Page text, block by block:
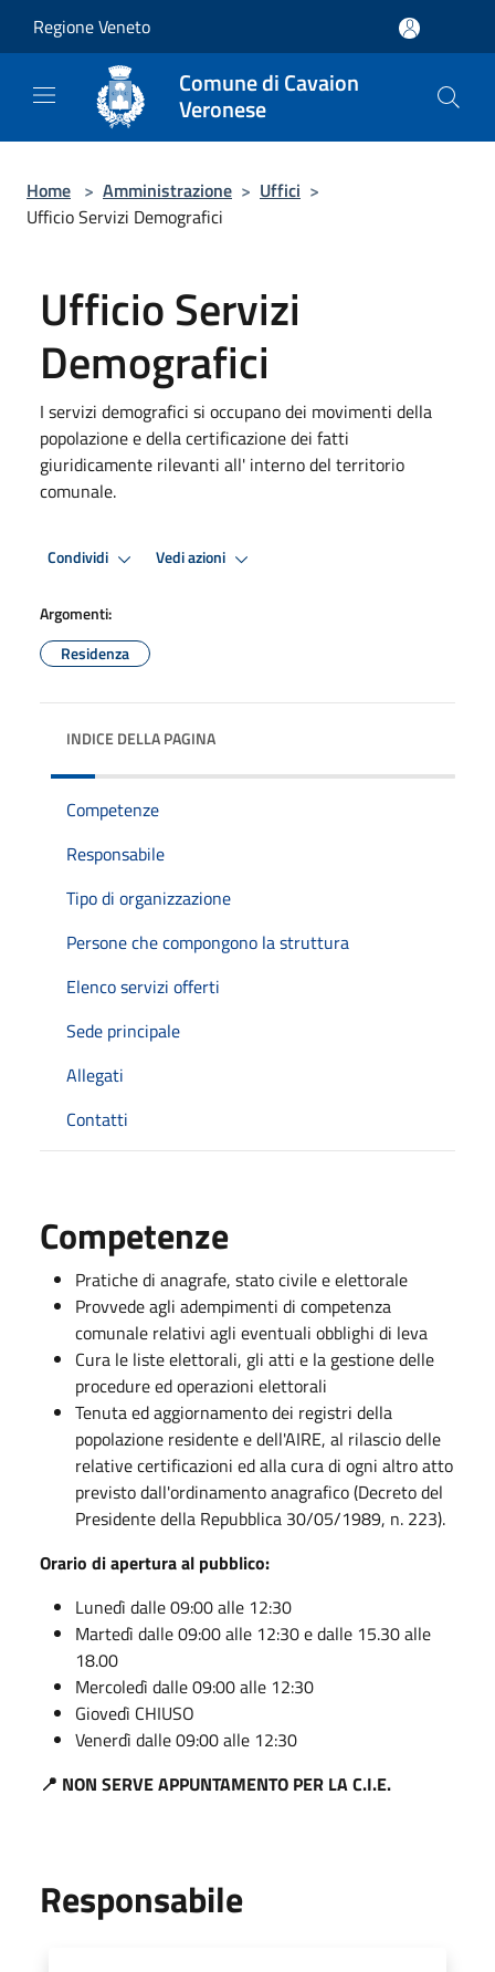
Regione Veneto
Comune di Cavaion
Veronese
Home > Amministrazione > Uffici >
Ufficio Servizi Demografici
Ufficio Servizi
Demografici
I servizi demografici si occupano dei movimenti della
popolazione e della certificazione dei fatti
giuridicamente rilevanti all' interno del territorio
comunale.
Condividi Vedi azioni
Argomenti:
Residenza
INDICE DELLA PAGINA
Competenze
Responsabile
Tipo di organizzazione
Persone che compongono la struttura
Elenco servizi offerti
Sede principale
Allegati
Contatti
Competenze
Pratiche di anagrafe, stato civile e elettorale
Provvede agli adempimenti di competenza
comunale relativi agli eventuali obblighi di leva
Cura le liste elettorali, gli atti e la gestione delle
procedure ed operazioni elettorali
Tenuta ed aggiornamento dei registri della
popolazione residente e dell'AIRE, al rilascio delle
relative certificazioni ed alla cura di ogni altro atto
previsto dall'ordinamento anagrafico (Decreto del
Presidente della Repubblica 30/05/1989, n. 223).
Orario di apertura al pubblico:
Lunedì dalle 09:00 alle 12:30
Martedì dalle 09:00 alle 12:30 e dalle 15.30 alle
18.00
Mercoledì dalle 09:00 alle 12:30
Giovedì CHIUSO
Venerdì dalle 09:00 alle 12:30
📍 NON SERVE APPUNTAMENTO PER LA C.I.E.
Responsabile